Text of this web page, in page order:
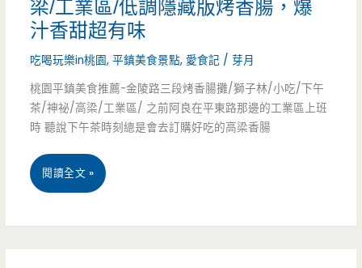
餐
店，
清
爽
健
康
風
三
星
証/
點
下
午
梁/工業區/低調隱藏版烤香腸，爆
汁香甜超有味
吃喝玩樂in桃園,平鎮美食景點, 愛食記 /芽月
桃園平鎮美食推薦-金陵路三段烤香腸攤/獅子林/小吃/下午
茶/神祕/高梁/工業區/ 之前阿良在平東路那邊的工業區上班
時 聽說下午茶時刻總是會去訂購好吃的高梁香腸
桃
閱讀全文 »